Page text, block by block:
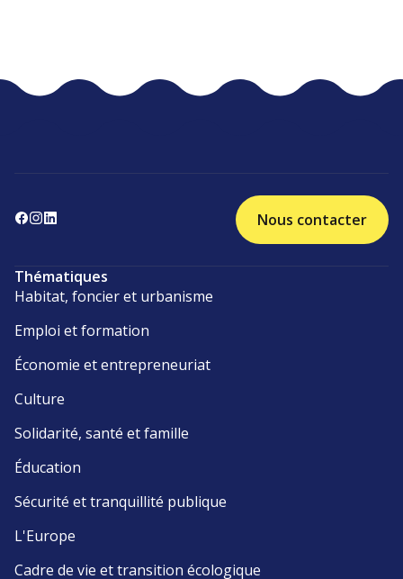
Nous contacter
Thématiques
Habitat, foncier et urbanisme
Emploi et formation
Économie et entrepreneuriat
Culture
Solidarité, santé et famille
Éducation
Sécurité et tranquillité publique
L'Europe
Cadre de vie et transition écologique